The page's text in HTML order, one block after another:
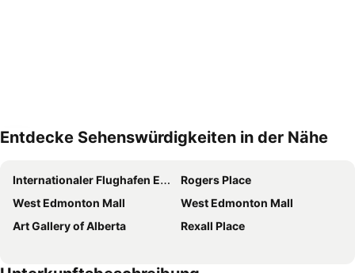
Entdecke Sehenswürdigkeiten in der Nähe
Internationaler Flughafen Edmonton
Rogers Place
West Edmonton Mall
West Edmonton Mall
Art Gallery of Alberta
Rexall Place